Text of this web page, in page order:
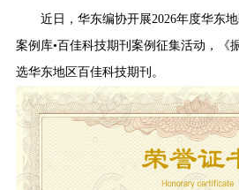
近日，华东编协开展2026年度华东
案例库•百佳科技期刊案例征集活动，《
选华东地区百佳科技期刊。